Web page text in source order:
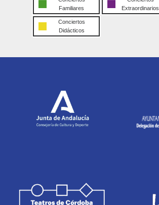
Familiares
Extraordinarios
Conciertos
Didácticos